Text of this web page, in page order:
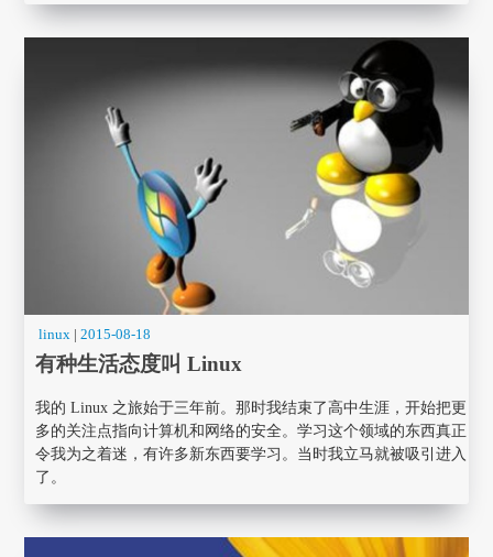
linux |2015-08-18
有种生活态度叫 Linux
我的 Linux 之旅始于三年前。那时我结束了高中生涯，开始把更
多的关注点指向计算机和网络的安全。学习这个领域的东西真正
令我为之着迷，有许多新东西要学习。当时我立马就被吸引进入
了。